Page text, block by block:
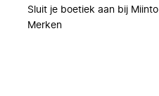
Sluit je boetiek aan bij Miinto
Merken